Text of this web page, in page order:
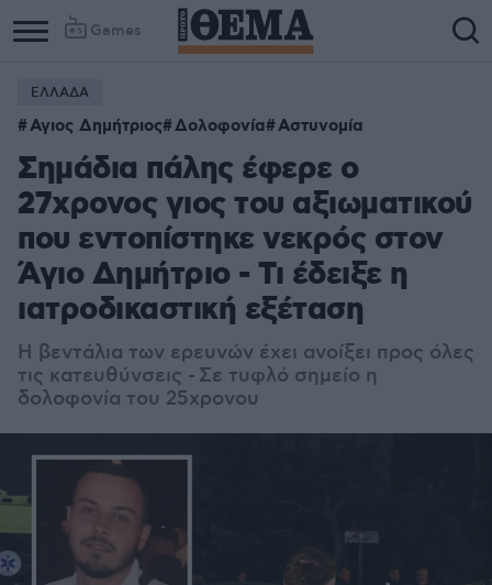
Games
ΕΛΛΑΔΑ
Αγιος Δημήτριος Δολοφονία Αστυνομία
Σημάδια πάλης έφερε ο
27χρονος γιος του αξιωματικού
που εντοπίστηκε νεκρός στον
Άγιο Δημήτριο - Τι έδειξε η
ιατροδικαστική εξέταση
H βεντάλια των ερευνών έχει ανοίξει προς όλες
τις κατευθύνσεις - Σε τυφλό σημείο η
δολοφονία του 25χρονου